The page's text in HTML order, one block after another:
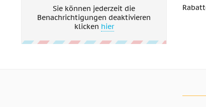
Sie können jederzeit die
Benachrichtigungen deaktivieren
klicken hier